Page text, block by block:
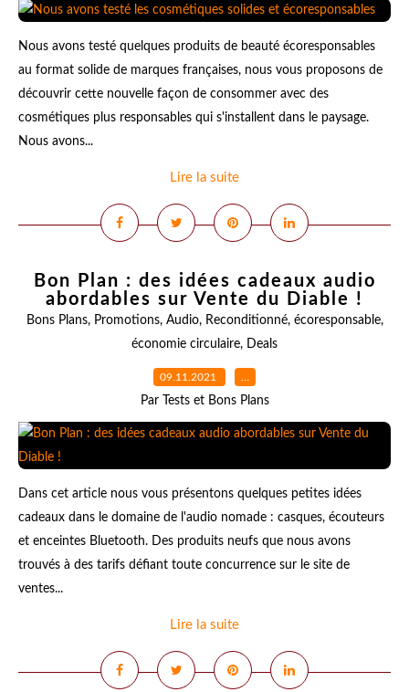
Nous avons testé quelques produits de beauté écoresponsables
au format solide de marques françaises, nous vous proposons de
découvrir cette nouvelle façon de consommer avec des
cosmétiques plus responsables qui s'installent dans le paysage.
Nous avons...
Lire la suite
Bon Plan : des idées cadeaux audio
abordables sur Vente du Diable !
Bons Plans, Promotions, Audio, Reconditionné, écoresponsable,
économie circulaire, Deals
09.11.2021 …
Par Tests et Bons Plans
Dans cet article nous vous présentons quelques petites idées
cadeaux dans le domaine de l'audio nomade : casques, écouteurs
et enceintes Bluetooth. Des produits neufs que nous avons
trouvés à des tarifs défiant toute concurrence sur le site de
ventes...
Lire la suite